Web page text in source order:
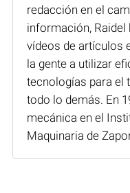
redacción en el
información,
vídeos de artículos
la gente a utilizar
tecnologías para el
todo lo demás. En
mecánica en el
Maquinaria de